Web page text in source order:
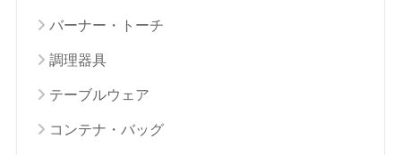
バーナー・トーチ
調理器具
テーブルウェア
コンテナ・バッグ